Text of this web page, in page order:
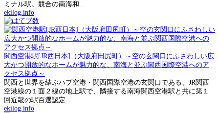
ミナル駅。競合の南海和...
ekilog.info
関西空港駅[JR西日本]（大阪府田尻町）～空の玄関口にふさわしい広
大かつ開放的なホームが魅力的な、南海と並ぶ関西国際空港へのア
クセス拠点～
関西と世界を結ぶハブ空港・関西国際空港の玄関口である、JR関西
空港線の１面２線の地上駅で、隣接する南海関西空港駅と共に第１
回近畿の駅百選認定...
ekilog.info